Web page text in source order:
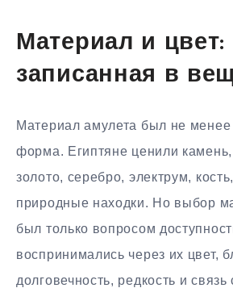
Материал и цвет:
записанная в
Материал амулета был не
форма. Египтяне ценили
золото, серебро, электрум,
природные находки. Но выбор
был только вопросом
воспринимались через их цвет,
долговечность, редкость и связь